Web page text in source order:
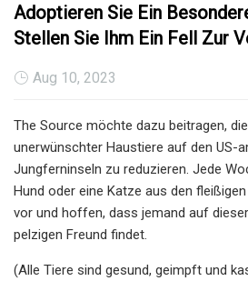
Adoptieren Sie Ein
Stellen Sie Ihm Ein Fell Zur
Aug 10, 2023
The Source möchte dazu beitragen,
unerwünschter Haustiere auf den US-
Jungferninseln zu reduzieren. Jede
Hund oder eine Katze aus den
vor und hoffen, dass jemand auf
pelzigen Freund findet.
(Alle Tiere sind gesund, geimpft und